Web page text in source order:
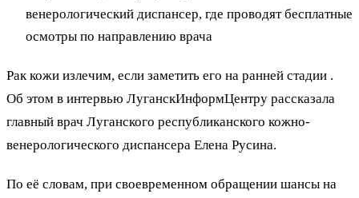
венерологический диспансер, где проводят бесплатные
осмотры по направлению врача
Рак кожи излечим, если заметить его на ранней стадии .
Об этом в интервью ЛуганскИнформЦентру рассказала
главный врач Луганского республиканского кожно-
венерологического диспансера Елена Русина.
По её словам, при своевременном обращении шансы на